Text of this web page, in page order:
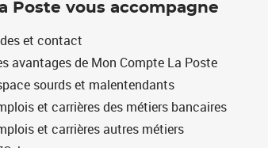
Poste vous accompagne
et contact
avantages de Mon Compte La Poste
sourds et malentendants
et carrières des métiers bancaires
et carrières autres métiers